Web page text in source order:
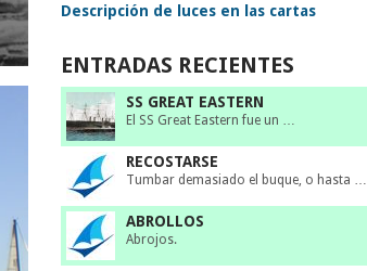
Descripción de luces en las cartas
ENTRADAS RECIENTES
SS GREAT EASTERN
El SS Great Eastern fue un …
RECOSTARSE
Tumbar demasiado el buque, o hasta …
ABROLLOS
Abrojos.